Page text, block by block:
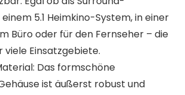
5.1 Heimkino-System, in einer
Büro oder für den Fernseher – die
viele Einsatzgebiete.
Das formschöne
ist äußerst robust und